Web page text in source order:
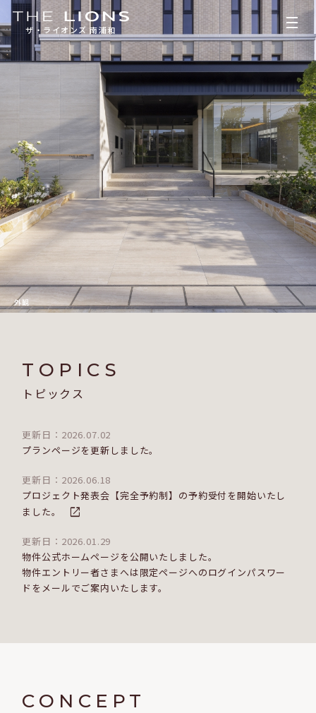
ザ・ライオンズ 南浦和
外観
TOPICS
トピックス
更新日：2026.07.02
プランページを更新しました。
更新日：2026.06.18
プロジェクト発表会【完全予約制】の予約受付を開始いたし
ました。
更新日：2026.01.29
物件公式ホームページを公開いたしました。
物件エントリー者さまへは限定ページへのログインパスワー
ドをメールでご案内いたします。
CONCEPT